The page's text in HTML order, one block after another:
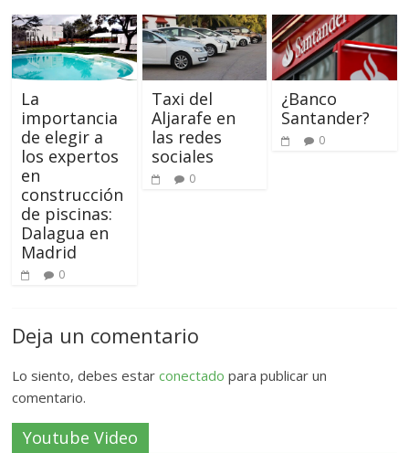
La
importancia
de elegir a
los expertos
en
construcción
de piscinas:
Dalagua en
Madrid
0
Taxi del
Aljarafe en
las redes
sociales
0
¿Banco
Santander?
0
Deja un comentario
Lo siento, debes estarconectado para publicar un
comentario.
Youtube Video